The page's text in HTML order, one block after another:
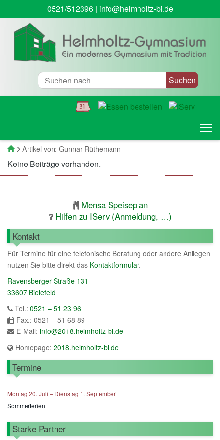
0521/512396| info@helmholtz-bi.de
Suche
Startseite
Artikel von: Gunnar Rüthemann
Keine Beiträge vorhanden.
Mensa Speiseplan
Hilfen zu IServ (Anmeldung, …)
Kontakt
Für Termine für eine telefonische Beratung oder andere Anliegen
nutzen Sie bitte direkt das Kontaktformular.
Ravensberger Straße 131
33607 Bielefeld
Tel.: 0521 – 51 23 96
Fax.: 0521 – 51 68 89
E-Mail: info@2018.helmholtz-bi.de
Homepage: 2018.helmholtz-bi.de
Termine
Montag 20. Juli – Dienstag 1. September
Sommerferien
Starke Partner